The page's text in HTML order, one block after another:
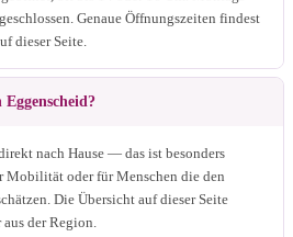
Genaue Öffnungszeiten findest
dieser Seite.
nach Hause — das ist besonders
Mobilität oder für Menschen die den
Die Übersicht auf dieser Seite
der Region.